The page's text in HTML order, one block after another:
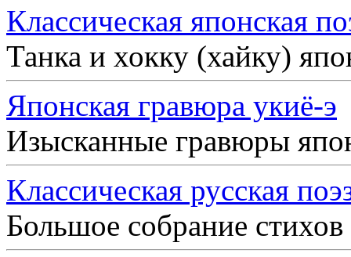
Классическая японская
Танка и хокку (хайку)
Японская гравюра укиё-э
Изысканные гравюры
Классическая русская
Большое собрание